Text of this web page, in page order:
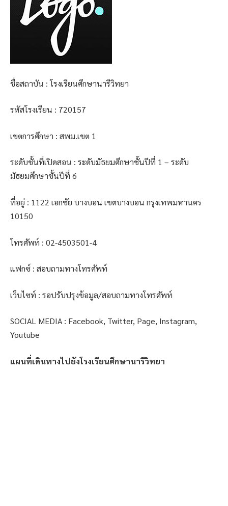
ชื่อสถาบัน : โรงเรียนศึกษานารีวิทยา
รหัสโรงเรียน : 720157
เขตการศึกษา : สพม.เขต 1
ระดับชั้นที่เปิดสอน : ระดับมัธยมศึกษาชั้นปีที่ 1 – ระดับ
มัธยมศึกษาชั้นปีที่ 6
ที่อยู่ : 1122 เอกชัย บางบอน เขตบางบอน กรุงเทพมหานคร
10150
โทรศัพท์ : 02-4503501-4
แฟกซ์ : สอบถามทางโทรศัพท์
เว็บไซท์ : รอปรับปรุงข้อมูล/สอบถามทางโทรศัพท์
SOCIAL MEDIA : Facebook, Twitter, Page, Instagram,
Youtube
แผนที่เดินทางไปยังโรงเรียนศึกษานารีวิทยา